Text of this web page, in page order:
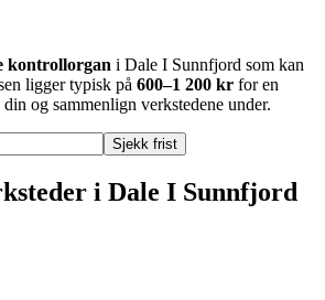
kontrollorgan i Dale I Sunnfjord som kan
ligger typisk på 600–1 200 kr for en
og sammenlign verkstedene under.
Sjekk frist
i Dale I Sunnfjord